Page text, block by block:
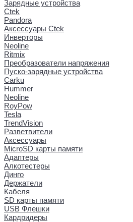
Зарядные устройства
Ctek
Pandora
Аксессуары Ctek
Инверторы
Neoline
Ritmix
Преобразователи напряжения
Пуско-зарядные устройства
Carku
Hummer
Neoline
RoyPow
Tesla
TrendVision
Разветвители
Аксессуары
MicroSD карты памяти
Адаптеры
Алкотестеры
Динго
Держатели
Кабеля
SD карты памяти
USB Флешки
Кардридеры